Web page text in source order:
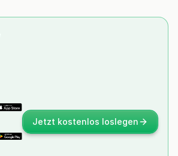
Jetzt kostenlos loslegen